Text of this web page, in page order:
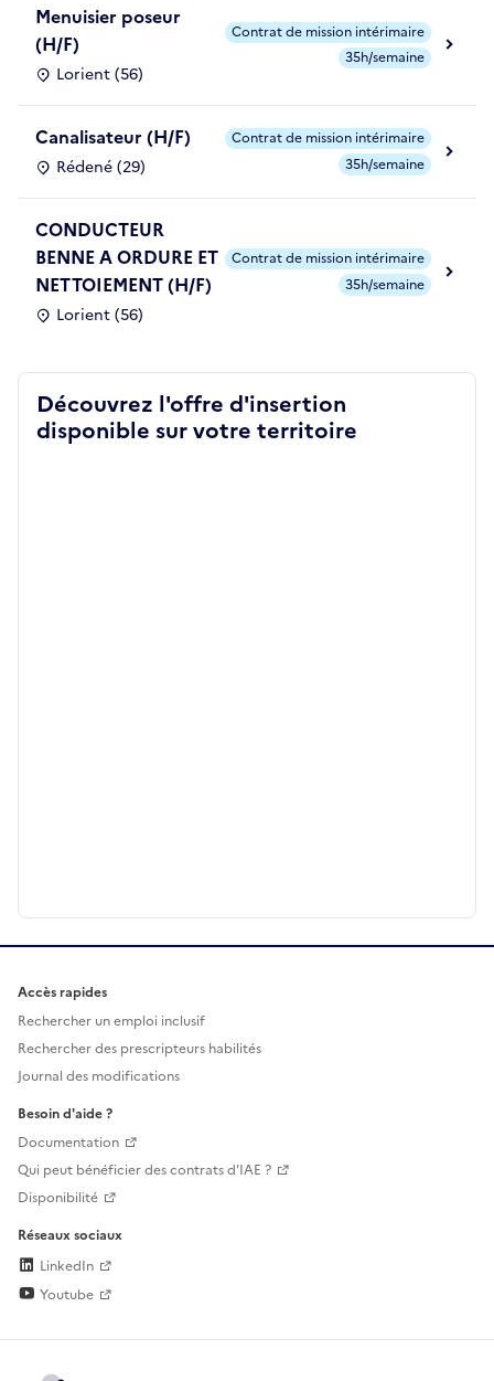
Menuisier poseur
(H/F)
Lorient (56)
Contrat de mission intérimaire
35h/semaine
Canalisateur (H/F)
Rédené (29)
Contrat de mission intérimaire
35h/semaine
CONDUCTEUR
BENNE A ORDURE ET
NETTOIEMENT (H/F)
Lorient (56)
Contrat de mission intérimaire
35h/semaine
Découvrez l'offre d'insertion
disponible sur votre territoire
Accès rapides
Rechercher un emploi inclusif
Rechercher des prescripteurs habilités
Journal des modifications
Besoin d'aide ?
Documentation
Qui peut bénéficier des contrats d'IAE ?
Disponibilité
Réseaux sociaux
LinkedIn
Youtube